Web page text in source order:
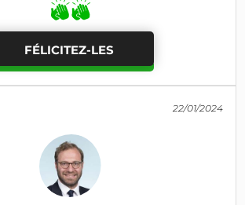
FÉLICITEZ-LES
22/01/2024